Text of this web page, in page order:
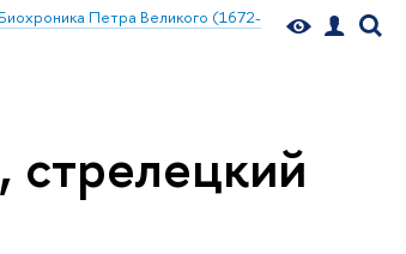
Биохроника Петра Великого (1672-
стрелецкий